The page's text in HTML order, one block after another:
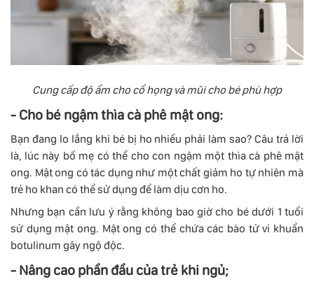
Cung cấp độ ẩm cho cổ họng và mũi cho bé phù hợp
- Cho bé ngậm thìa cà phê mật ong:
Bạn đang lo lắng khi bé bị ho nhiều phải làm sao? Câu trả lời
là, lúc này bố mẹ có thể cho con ngậm một thìa cà phê mật
ong. Mật ong có tác dụng như một chất giảm ho tự nhiên mà
trẻ ho khan có thể sử dụng để làm dịu cơn ho.
Nhưng bạn cần lưu ý rằng không bao giờ cho bé dưới 1 tuổi
sử dụng mật ong. Mật ong có thể chứa các bào tử vi khuẩn
botulinum gây ngộ độc.
- Nâng cao phần đầu của trẻ khi ngủ;